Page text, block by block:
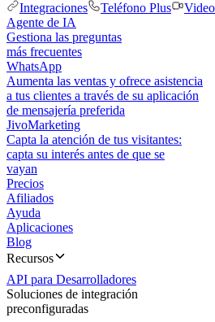
Integraciones
Teléfono Plus
Agente de IA
Gestiona las preguntas
más frecuentes
WhatsApp
Aumenta las ventas y ofrece asistencia
a tus clientes a través de su aplicación
de mensajería preferida
JivoMarketing
Capta la atención de tus visitantes:
capta su interés antes de que se
vayan
Precios
Afiliados
Ayuda
Aplicaciones
Blog
Recursos
API para Desarrolladores
Soluciones de integración
preconfiguradas